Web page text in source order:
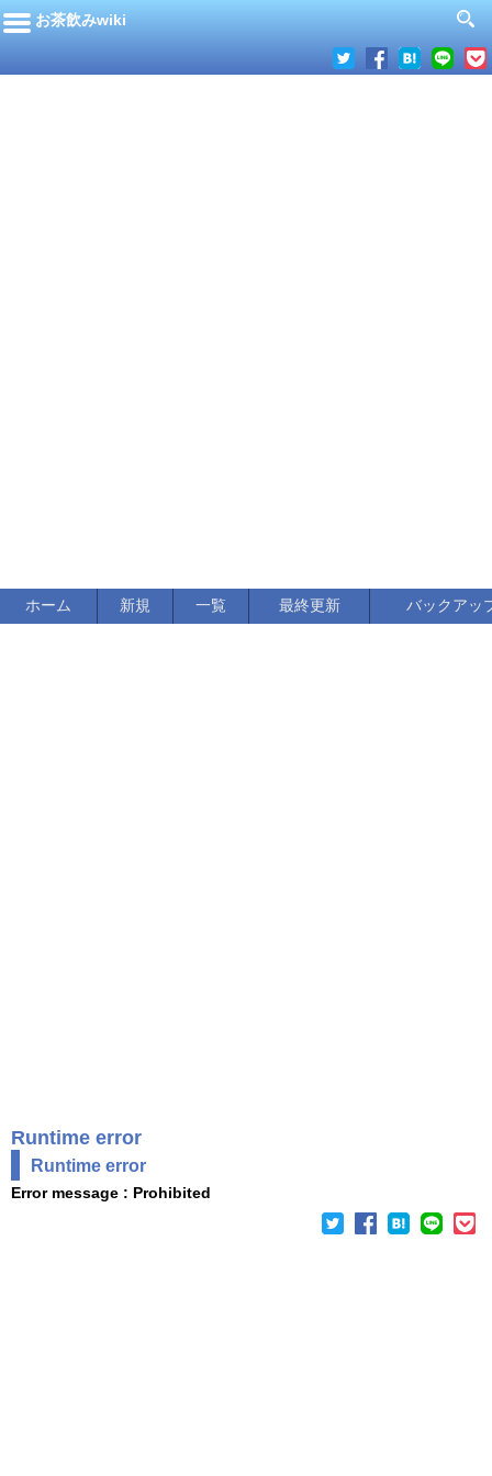
お茶飲みwiki
ホーム 新規 一覧 最終更新 バックアッ
Runtime error
Runtime error
Error message : Prohibited